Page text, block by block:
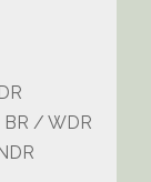
BR / WDR